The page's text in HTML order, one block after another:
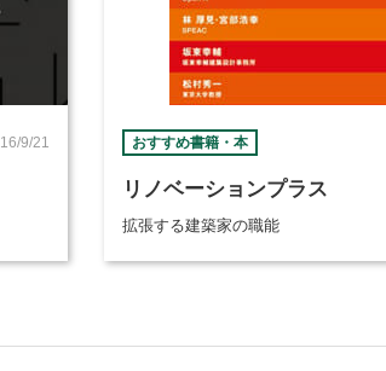
16/9/21 おすすめ書籍・本
リノベーションプラス
拡張する建築家の職能